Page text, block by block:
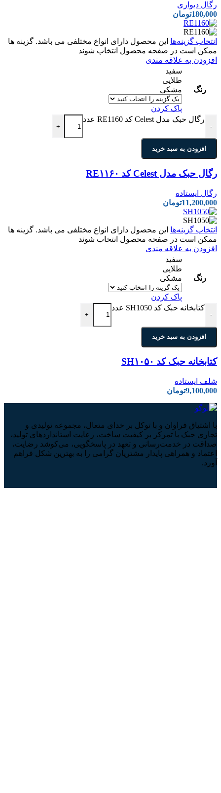
رگال دیواری
180,000تومان
انتخاب گزینه‌ها این محصول دارای انواع مختلفی می باشد. گزینه ها
ممکن است در صفحه محصول انتخاب شوند
افزودن به علاقه مندی
رنگ
سفید
طلایی
مشکی
پاک کردن
-
رگال حبک مدل Celest کد RE1160 عدد
+
افزودن به سبد خرید
رگال حبک مدل Celest کد RE۱۱۶۰
رگال ایستاده
11,200,000تومان
انتخاب گزینه‌ها این محصول دارای انواع مختلفی می باشد. گزینه ها
ممکن است در صفحه محصول انتخاب شوند
افزودن به علاقه مندی
رنگ
سفید
طلایی
مشکی
پاک کردن
-
کتابخانه حبک کد SH1050 عدد
+
افزودن به سبد خرید
کتابخانه حبک کد SH۱۰۵۰
شلف ایستاده
9,100,000تومان
با اشتیاق فراوان و با توکل بر خدای متعال، مجموعه تولیدی و
تجاری حبک با تمرکز بر کیفیت ساخت، رعایت استانداردهای تولید،
صداقت در خدمت‌رسانی و تعهد در پاسخگویی، می‌کوشد رضایت،
اعتماد و همراهی پایدار مشتریان گرامی را به بهترین شکل فراهم
آورد.